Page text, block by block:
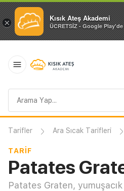
× Kısık Ateş Akademi
ÜCRETSİZ - Google Play'de
sorgusu
Tarifler Ara Sıcak Tarifleri
TARIF
Patates
Patates Graten,